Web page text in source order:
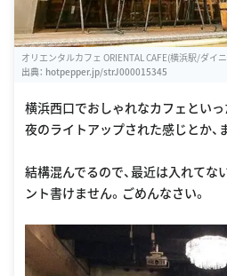
オリエンタルカフェ ORIENTAL CAFE(横浜駅/ダイ
出典： hotpepper.jp/strJ000015345
横浜西口でおしゃれなカフェといっ
夜のライトアップされた感じとか、
結構混んでるので、最近は入れてな
ント書けません。ごめんなさい。